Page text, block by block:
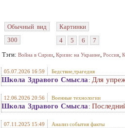
Обычный вид
300
Картинки
4
5 6
7
Тэги: Война в Сирии, Кризис на Украине, Россия,
05.07.2026 16:59 Бедствие,трагедия
Школа Здравого Смысла : Для
12.06.2026 20:56 Военные технологии
Школа Здравого Смысла :
07.11.2025 15:49 Анализ события факты